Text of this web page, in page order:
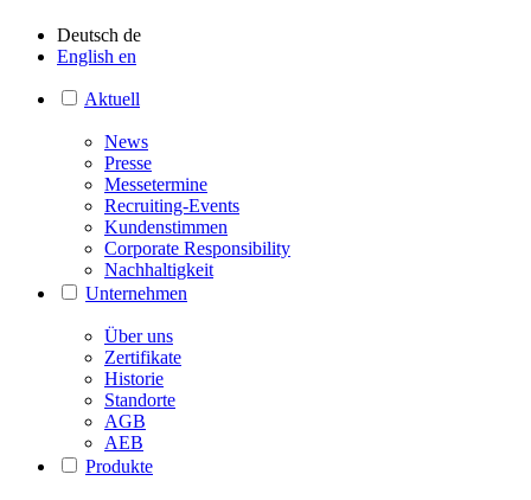
Deutsch de
English en
Aktuell
News
Presse
Messetermine
Recruiting-Events
Kundenstimmen
Corporate Responsibility
Nachhaltigkeit
Unternehmen
Über uns
Zertifikate
Historie
Standorte
AGB
AEB
Produkte